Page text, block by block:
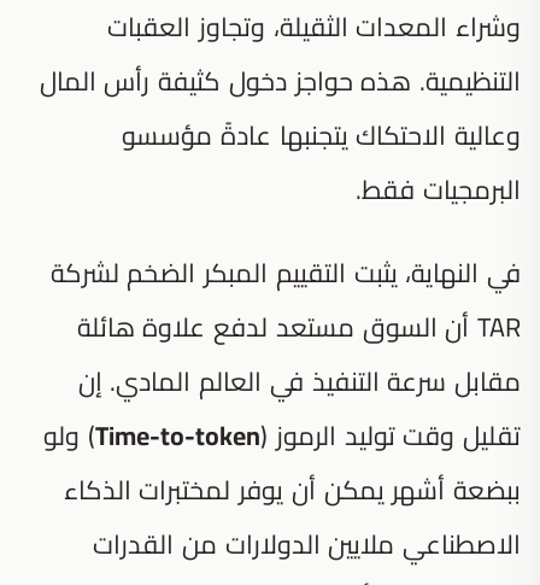
وشراء المعدات الثقيلة، وتجاوز العقبات
التنظيمية. هذه حواجز دخول كثيفة رأس المال
وعالية الاحتكاك يتجنبها عادةً مؤسسو
البرمجيات فقط.
في النهاية، يثبت التقييم المبكر الضخم لشركة
TAR أن السوق مستعد لدفع علاوة هائلة
مقابل سرعة التنفيذ في العالم المادي. إن
تقليل وقت توليد الرموز (Time-to-token) ولو
ببضعة أشهر يمكن أن يوفر لمختبرات الذكاء
الاصطناعي ملايين الدولارات من القدرات